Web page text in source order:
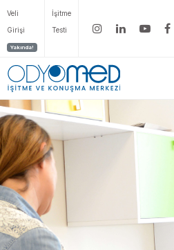
Veli
Girişi
Yakında!
İşitme
Testi